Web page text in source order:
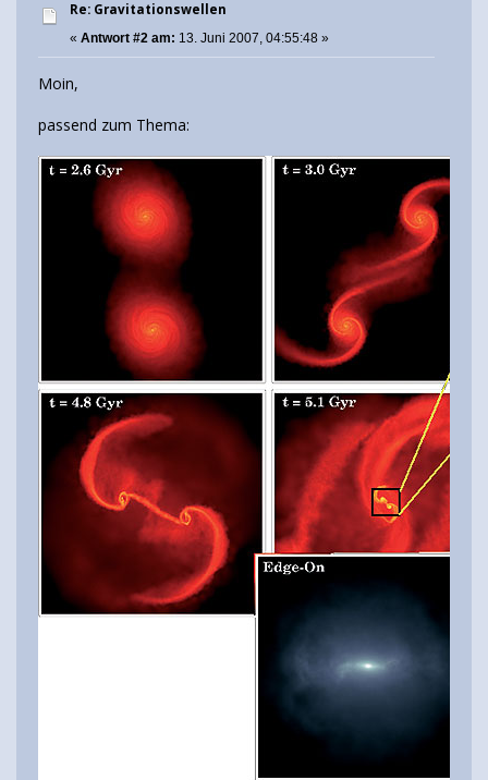
Re: Gravitationswellen
« Antwort #2 am: 13. Juni 2007, 04:55:48 »
Moin,
passend zum Thema: